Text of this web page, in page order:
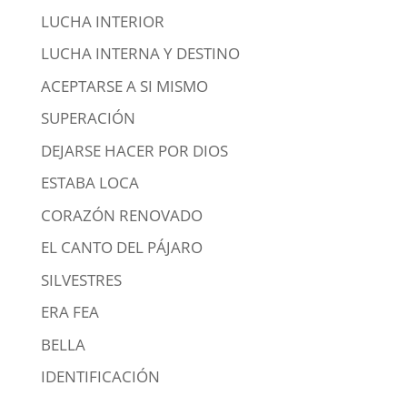
LUCHA INTERIOR
LUCHA INTERNA Y DESTINO
ACEPTARSE A SI MISMO
SUPERACIÓN
DEJARSE HACER POR DIOS
ESTABA LOCA
CORAZÓN RENOVADO
EL CANTO DEL PÁJARO
SILVESTRES
ERA FEA
BELLA
IDENTIFICACIÓN